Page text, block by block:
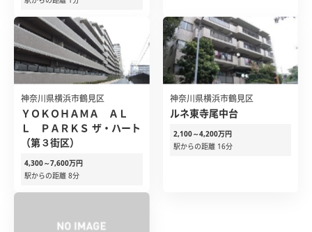
神奈川県横浜市鶴見区
ＹＯＫＯＨＡＭＡ ＡＬ
Ｌ ＰＡＲＫＳ ザ・ハート
（第３街区）
4,300～7,600万円
駅からの距離 8分
神奈川県横浜市鶴見区
ルネ東寺尾中台
2,100～4,200万円
駅からの距離 16分